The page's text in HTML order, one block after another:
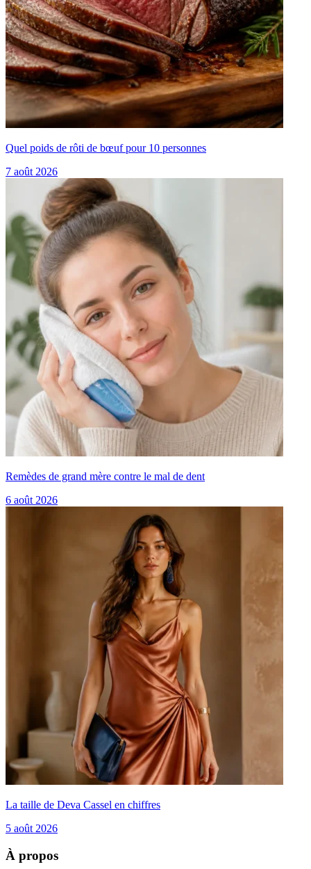
Quel poids de rôti de bœuf pour 10 personnes
7 août 2026
Remèdes de grand mère contre le mal de dent
6 août 2026
La taille de Deva Cassel en chiffres
5 août 2026
À propos